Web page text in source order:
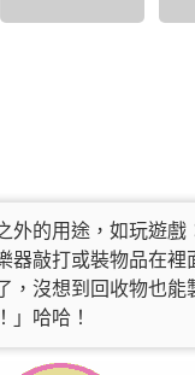
外的用途，如玩遊戲
器敲打或裝物品在裡
，沒想到回收物也能
」哈哈！